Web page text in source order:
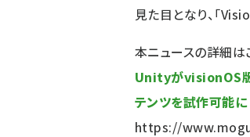
見た目となり、「
本ニュースの詳細は
UnityがvisionOS版
テンツを試作可能に
https://